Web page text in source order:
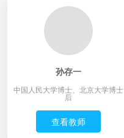
孙存一
中国人民大学博士、北京大学博士
后
查看教师